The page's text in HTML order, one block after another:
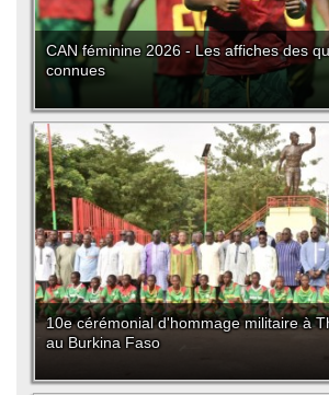
CAN féminine 2026 - Les affiches des
connues
10e cérémonial d'hommage militaire à
au Burkina Faso